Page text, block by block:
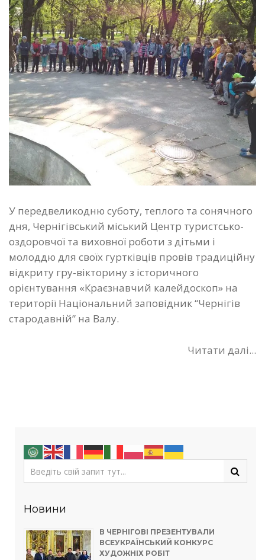
У передвеликодню суботу, теплого та сонячного
дня, Чернігівський міський Центр туристсько-
оздоровчої та виховної роботи з дітьми і
молоддю для своїх гуртківців провів традиційну
відкриту гру-вікторину з історичного
орієнтування «Краєзнавчий калейдоскоп» на
території Національний заповідник “Чернігів
стародавній” на Валу.
Читати далі...
Новини
В ЧЕРНІГОВІ ПРЕЗЕНТУВАЛИ
ВСЕУКРАЇНСЬКИЙ КОНКУРС
ХУДОЖНІХ РОБІТ